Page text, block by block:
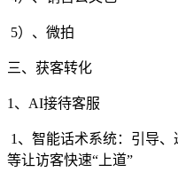
5）、微拍
三、获客转化
1、AI接待客服
1、智能话术系统：引导
等让访客快速“上道”